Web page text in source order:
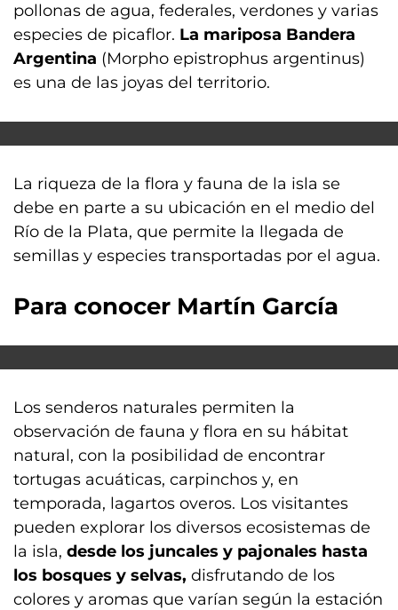
pollonas de agua, federales, verdones y varias
especies de picaflor. La mariposa Bandera
Argentina (Morpho epistrophus argentinus)
es una de las joyas del territorio.
La riqueza de la flora y fauna de la isla se
debe en parte a su ubicación en el medio del
Río de la Plata, que permite la llegada de
semillas y especies transportadas por el agua.
Para conocer Martín García
Los senderos naturales permiten la
observación de fauna y flora en su hábitat
natural, con la posibilidad de encontrar
tortugas acuáticas, carpinchos y, en
temporada, lagartos overos. Los visitantes
pueden explorar los diversos ecosistemas de
la isla, desde los juncales y pajonales hasta
los bosques y selvas, disfrutando de los
colores y aromas que varían según la estación